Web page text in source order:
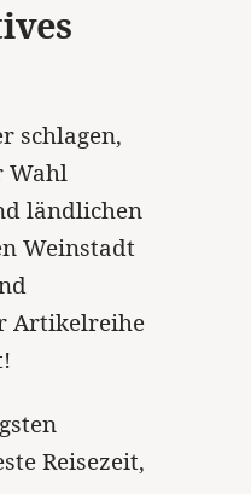
schlagen,
Wahl
ländlichen
Weinstadt
Artikelreihe
Reisezeit,